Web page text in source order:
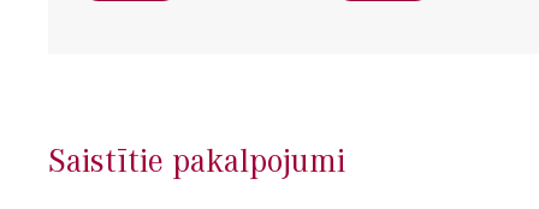
Saistītie pakalpojumi